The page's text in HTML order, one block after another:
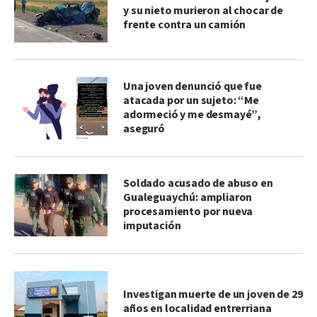
y su nieto murieron al chocar de
frente contra un camión
Una joven denunció que fue
atacada por un sujeto: “Me
adormeció y me desmayé”,
aseguró
Soldado acusado de abuso en
Gualeguaychú: ampliaron
procesamiento por nueva
imputación
Investigan muerte de un joven de 29
años en localidad entrerriana